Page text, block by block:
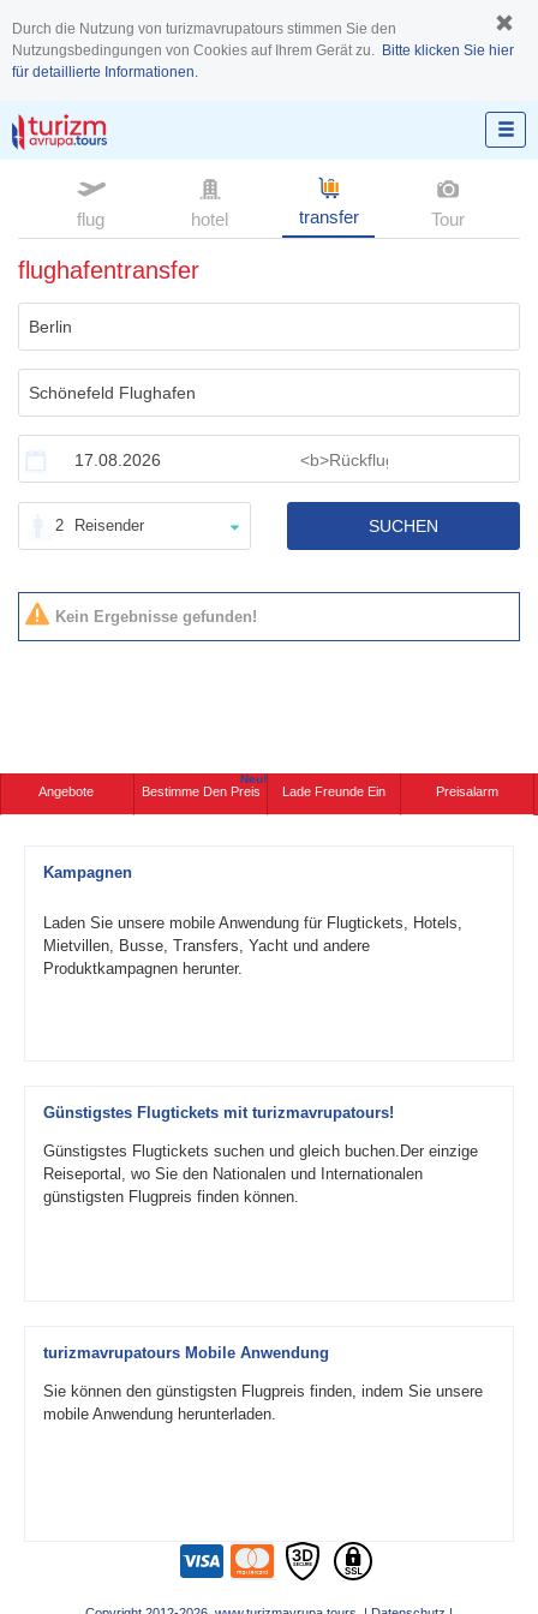
Durch die Nutzung von turizmavrupatours stimmen Sie den
Nutzungsbedingungen von Cookies auf Ihrem Gerät zu. Bitte klicken Sie hier
für detaillierte Informationen.
flug hotel transfer Tour
flughafentransfer
2 Reisender SUCHEN
Kein Ergebnisse gefunden!
Angebote Bestimme Den Preis
Neu!
Lade Freunde Ein Preisalarm
Kampagnen
Laden Sie unsere mobile Anwendung für Flugtickets, Hotels,
Mietvillen, Busse, Transfers, Yacht und andere
Produktkampagnen herunter.
Günstigstes Flugtickets mit turizmavrupatours!
Günstigstes Flugtickets suchen und gleich buchen.Der einzige
Reiseportal, wo Sie den Nationalen und Internationalen
günstigsten Flugpreis finden können.
turizmavrupatours Mobile Anwendung
Sie können den günstigsten Flugpreis finden, indem Sie unsere
mobile Anwendung herunterladen.